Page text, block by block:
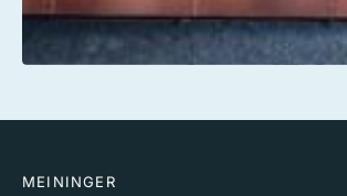
MEININGER